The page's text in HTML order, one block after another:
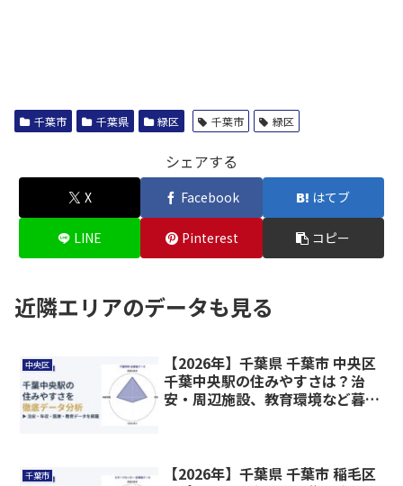
千葉市 千葉県 緑区 千葉市 緑区
シェアする
X Facebook はてブ
LINE Pinterest コピー
近隣エリアのデータも見る
中央区
【2026年】千葉県 千葉市 中央区
千葉中央駅の住みやすさは？治
安・周辺施設、教育環境など暮ら
千葉市
【2026年】千葉県 千葉市 稲毛区